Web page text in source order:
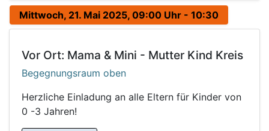
Mittwoch, 21. Mai 2025, 09:00 Uhr - 10:30
Vor Ort: Mama & Mini - Mutter Kind Kreis
Begegnungsraum oben
Herzliche Einladung an alle Eltern für Kinder von
0 -3 Jahren!